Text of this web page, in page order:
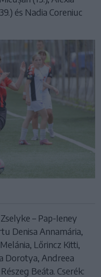
és Nadia Coreniuc
– Pap-Ieney
Denisa Annamária,
Lőrincz Kitti,
Dorotya, Andreea
Beáta. Cserék: